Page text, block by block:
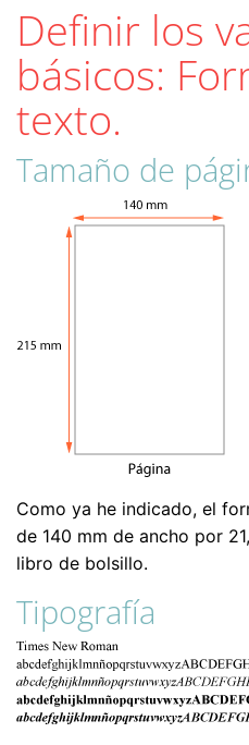
Definir los
básicos:
texto.
Tamaño de
Como ya he indicado, el
de 140 mm de ancho por
libro de bolsillo.
Tipografía